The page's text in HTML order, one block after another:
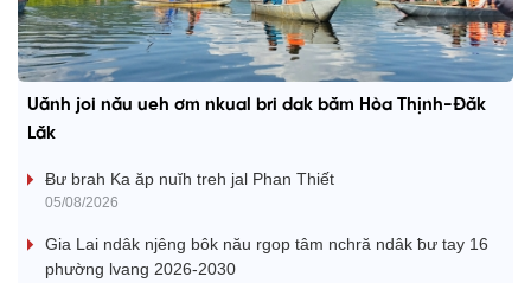
Uănh joi nău ueh ơm nkual bri dak băm Hòa Thịnh-Đăk
Lăk
Ƀư brah Ka ăp nuĭh treh jal Phan Thiết
05/08/2026
Gia Lai ndâk njêng bôk nău rgop tâm nchră ndâk ƀư tay 16
phường lvang 2026-2030